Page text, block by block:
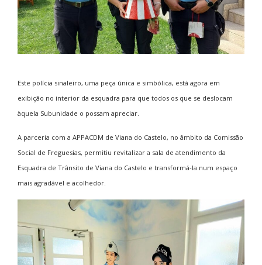
Este polícia sinaleiro, uma peça única e simbólica, está agora em
exibição no interior da esquadra para que todos os que se deslocam
àquela Subunidade o possam apreciar.
A parceria com a APPACDM de Viana do Castelo, no âmbito da Comissão
Social de Freguesias, permitiu revitalizar a sala de atendimento da
Esquadra de Trânsito de Viana do Castelo e transformá-la num espaço
mais agradável e acolhedor.